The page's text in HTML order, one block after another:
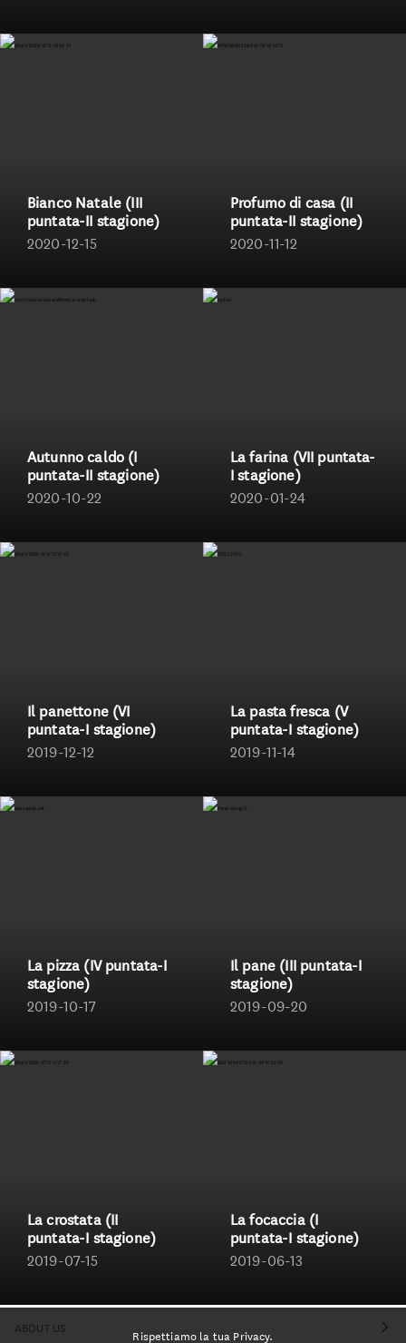
Bianco Natale (III
puntata-II stagione)
2020-12-15
Profumo di casa (II
puntata-II stagione)
2020-11-12
Autunno caldo (I
puntata-II stagione)
2020-10-22
La farina (VII puntata-
I stagione)
2020-01-24
Il panettone (VI
puntata-I stagione)
2019-12-12
La pasta fresca (V
puntata-I stagione)
2019-11-14
La pizza (IV puntata-I
stagione)
2019-10-17
Il pane (III puntata-I
stagione)
2019-09-20
La crostata (II
puntata-I stagione)
2019-07-15
La focaccia (I
puntata-I stagione)
2019-06-13
ABOUT US Rispettiamo la tua Privacy.